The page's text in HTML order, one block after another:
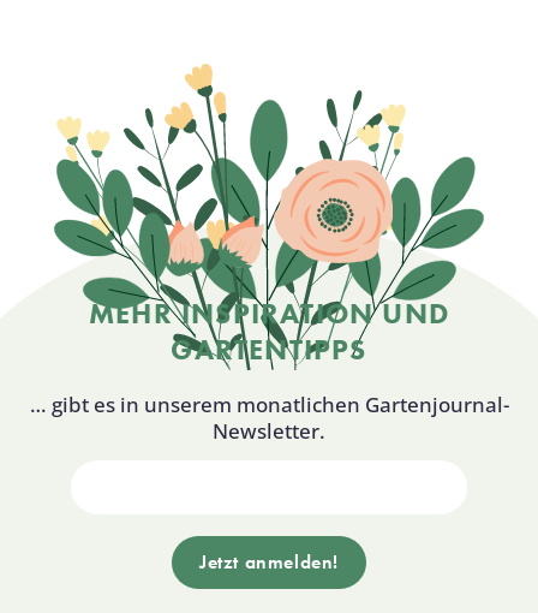
MEHR INSPIRATION UND
GARTENTIPPS
… gibt es in unserem monatlichen Gartenjournal-
Newsletter.